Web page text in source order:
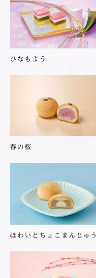
ひなもよう
春の桜
ほわいとちょこまんじゅう